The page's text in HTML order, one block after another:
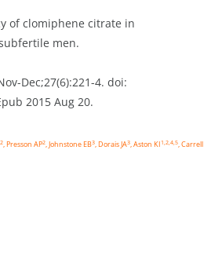
of clomiphene citrate in
men.
Dec;27(6):221-4. doi:
2015 Aug 20.
2,Presson AP2,Johnstone EB3,Dorais JA3,Aston KI1,2,4,5,Carrell